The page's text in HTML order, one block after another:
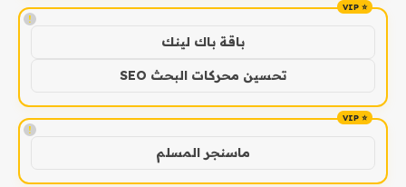
!
باقة باك لينك
تحسين محركات البحث SEO
!
ماسنجر المسلم